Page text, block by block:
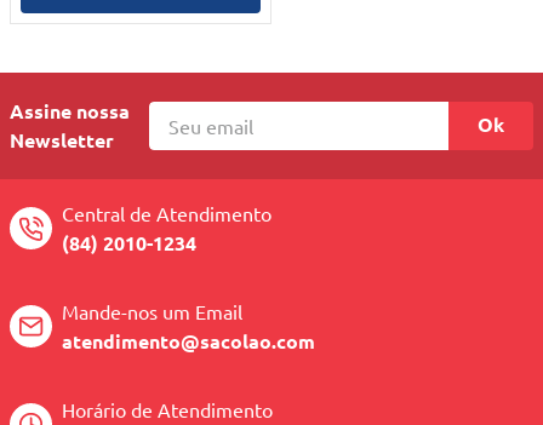
Assine nossa
Newsletter
Ok
Central de Atendimento
(84) 2010-1234
Mande-nos um Email
atendimento@sacolao.com
Horário de Atendimento